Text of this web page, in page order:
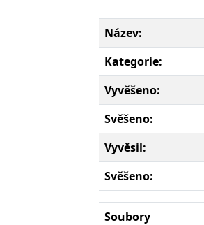
Název:
Kategorie:
Vyvěšeno:
Svěšeno:
Vyvěsil:
Svěšeno:
Soubory